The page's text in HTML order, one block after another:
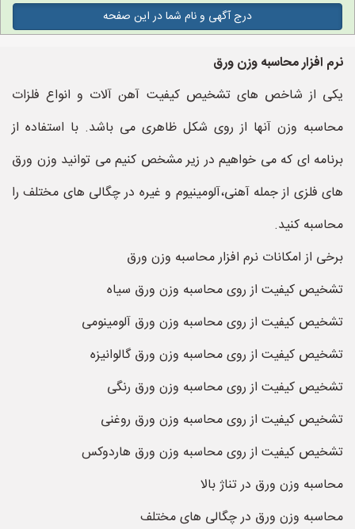
درج آگهی و نام شما در این صفحه
نرم افزار محاسبه وزن ورق
یکی از شاخص های تشخیص کیفیت آهن آلات و انواع فلزات
محاسبه وزن آنها از روی شکل ظاهری می باشد. با استفاده از
برنامه ای که می خواهیم در زیر مشخص کنیم می توانید وزن ورق
های فلزی از جمله آهنی،آلومینیوم و غیره در چگالی های مختلف را
محاسبه کنید.
برخی از امکانات نرم افزار محاسبه وزن ورق
تشخیص کیفیت از روی محاسبه وزن ورق سیاه
تشخیص کیفیت از روی محاسبه وزن ورق آلومینومی
تشخیص کیفیت از روی محاسبه وزن ورق گالوانیزه
تشخیص کیفیت از روی محاسبه وزن ورق رنگی
تشخیص کیفیت از روی محاسبه وزن ورق روغنی
تشخیص کیفیت از روی محاسبه وزن ورق هاردوکس
محاسبه وزن ورق در تناژ بالا
محاسبه وزن ورق در چگالی های مختلف